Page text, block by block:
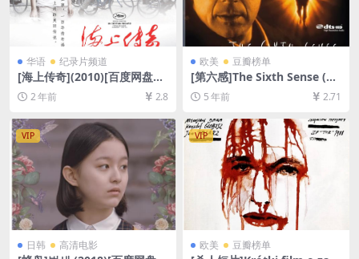
华语 纪录片频道
[海上传奇](2010)[百度网盘
+夸克网盘1080P超清未删减
资源][网盘在线播放/下载][MP
4/8.5GB][中文字幕]
2 年前 2.8
欧美 豆瓣榜单
[第六感]The Sixth Sense (19
99)[百度网盘+迅雷云盘资源1
080P超清未删减][MP4/6.9G
B][中英字幕]
5 年前 2.71
VIP
日韩 高清电影
VIP
欧美 豆瓣榜单